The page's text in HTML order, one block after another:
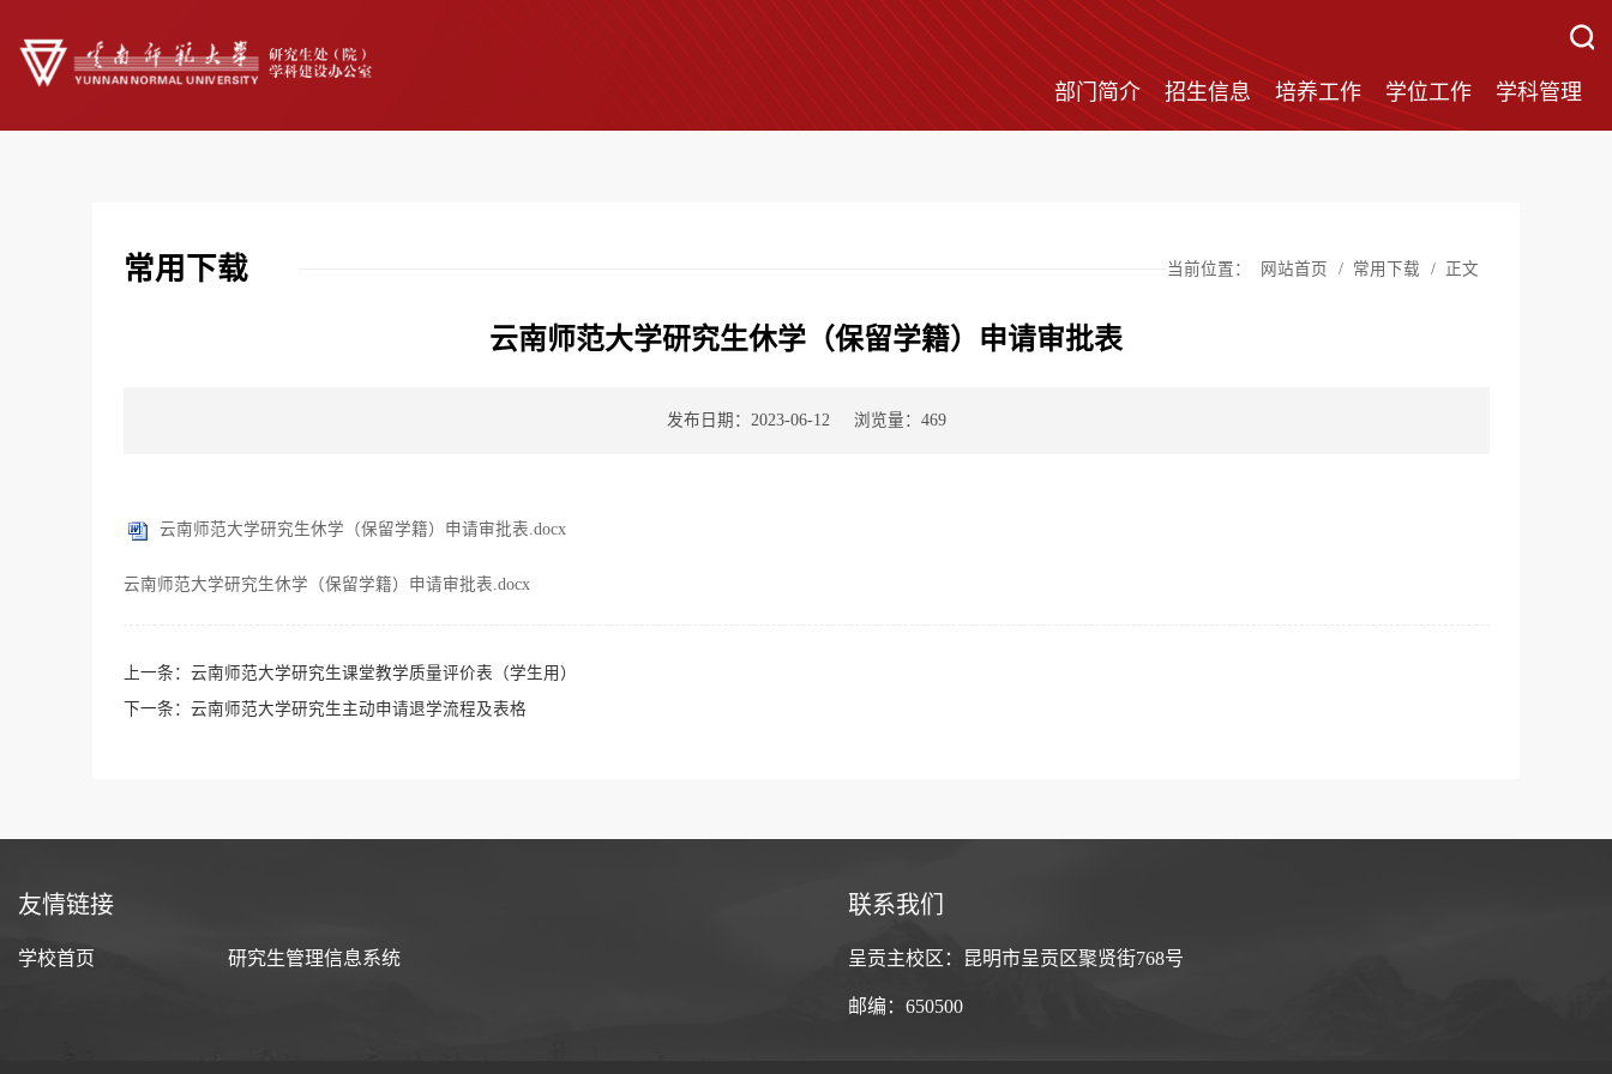
部门简介 招生信息 培养工作 学位工作 学科管理
常用下载 当前位置： 网站首页 / 常用下载 / 正文
云南师范大学研究生休学（保留学籍）申请审批表
发布日期：2023-06-12 浏览量： 469
云南师范大学研究生休学（保留学籍）申请审批表.docx
云南师范大学研究生休学（保留学籍）申请审批表.docx
上一条： 云南师范大学研究生课堂教学质量评价表（学生用）
下一条： 云南师范大学研究生主动申请退学流程及表格
友情链接
学校首页 研究生管理信息系统
联系我们
呈贡主校区：昆明市呈贡区聚贤街768号
邮编：650500